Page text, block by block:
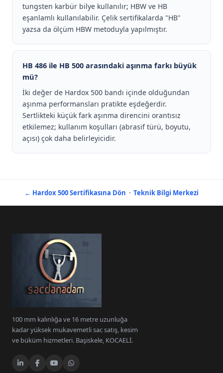
tungsten karbür bilye kullanılır; HBW ve HB
eşanlamlı kullanılabilir. Çelik sertifikalarda "HB"
yazsa da ölçüm HBW metoduyla yapılmıştır.
HB 486 ile HB 500 arasındaki aşınma farkı büyük
mü?
İki değer de Hardox 500 bandı içinde olduğundan
aşınma performansları pratikte eşdeğerdir.
Sertlikteki küçük fark aşınma direncini orantısız
etkilemez; kullanım koşulları (abrasif türü, boyutu,
açısı) çok daha belirleyicidir.
← Hardox 500 Sertifikasına Dön · Teknik Bilgi Merkezi
100 mm kalınlığa ve 16 metre uzunluğa
kadar yüksek mukavemetli sac satış, kesim
ve büküm hizmetleri. Başiskele, KOCAELİ.